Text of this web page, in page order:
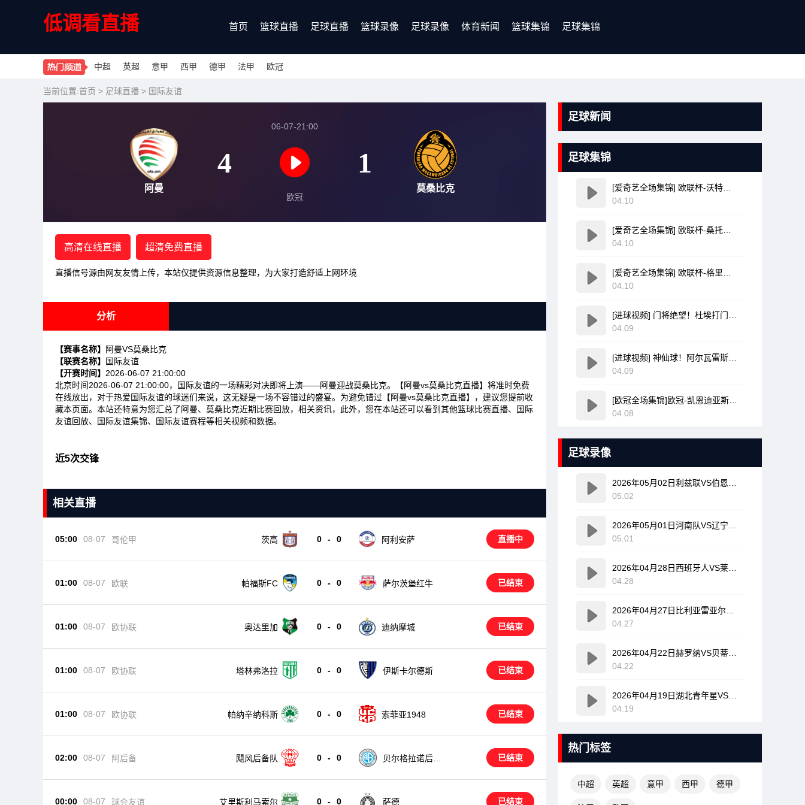
低调看直播 首页 篮球直播 足球直播 篮球录像 足球录像 体育新闻 篮球集锦 足球集锦
中超 英超 意甲 西甲 德甲 法甲 欧冠
当前位置:首页 > 足球直播 > 国际友谊
阿曼
06-07-21:00
4 1
欧冠
莫桑比克
高清在线直播 超清免费直播
直播信号源由网友友情上传，本站仅提供资源信息整理，为大家打造舒适上网环境
分析
【赛事名称】
阿曼VS莫桑比克
【联赛名称】
国际友谊
【开赛时间】 2026-06-07 21:00:00
北京时间2026-06-07 21:00:00，国际友谊的一场精彩对决即将上演——阿曼迎战莫桑比克。【阿曼vs莫桑比克直播】将准时免费
在线放出，对于热爱国际友谊的球迷们来说，这无疑是一场不容错过的盛宴。为避免错过【阿曼vs莫桑比克直播】，建议您提前收
藏本页面。本站还特意为您汇总了阿曼、莫桑比克近期比赛回放，相关资讯，此外，您在本站还可以看到其他篮球比赛直播、国际
友谊回放、国际友谊集锦、国际友谊赛程等相关视频和数据。
近5次交锋
相关直播
05:00 08-07 哥伦甲 茨高 0 - 0 阿利安萨 直播中
01:00 08-07 欧联 帕福斯FC 0 - 0 萨尔茨堡红牛 已结束
01:00 08-07 欧协联 奥达里加 0 - 0 迪纳摩城 已结束
01:00 08-07 欧协联 塔林弗洛拉 0 - 0 伊斯卡尔德斯 已结束
01:00 08-07 欧协联 帕纳辛纳科斯 0 - 0 索菲亚1948 已结束
02:00 08-07 阿后备 飓风后备队 0 - 0
贝尔格拉诺后备
已结束
00:00 08-07 球会友谊 艾里斯利马索尔 0 - 0 萨德 已结束
足球新闻
足球集锦
04.10
04.10
04.10
04.09
04.09
04.08
足球录像
05.02
05.01
04.28
04.27
04.22
04.19
热门标签
中超 英超 意甲 西甲 德甲